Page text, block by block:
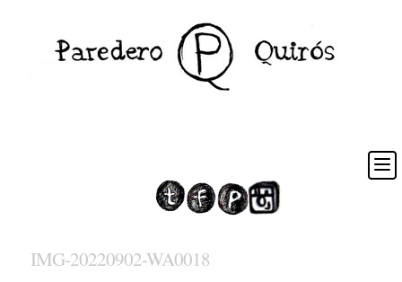
IMG-20220902-WA0018